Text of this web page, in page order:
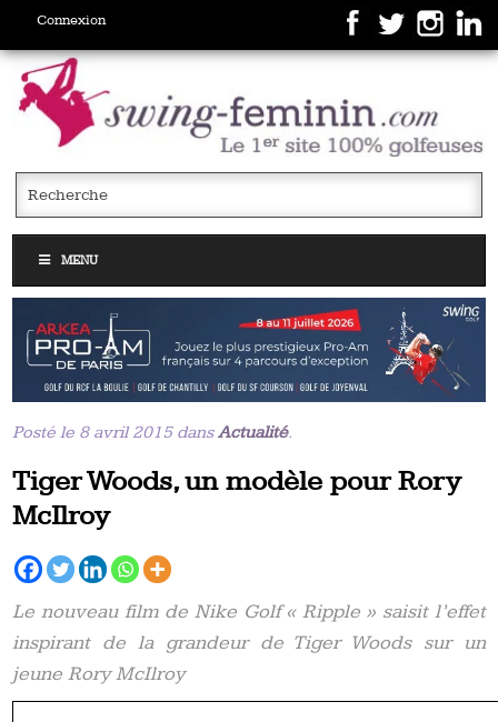
Connexion
MENU
Posté le 8 avril 2015 dansActualité.
Tiger Woods, un modèle pour Rory
McIlroy
Le nouveau film de Nike Golf « Ripple » saisit l’effet
inspirant de la grandeur de Tiger Woods sur un
jeune Rory McIlroy